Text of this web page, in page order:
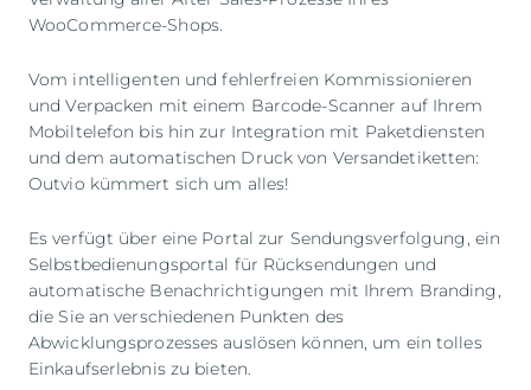
WooCommerce-Shops.
Vom intelligenten und fehlerfreien Kommissionieren
und Verpacken mit einem Barcode-Scanner auf Ihrem
Mobiltelefon bis hin zur Integration mit Paketdiensten
und dem automatischen Druck von Versandetiketten:
Outvio kümmert sich um alles!
Es verfügt über eine Portal zur Sendungsverfolgung, ein
Selbstbedienungsportal für Rücksendungen und
automatische Benachrichtigungen mit Ihrem Branding,
die Sie an verschiedenen Punkten des
Abwicklungsprozesses auslösen können, um ein tolles
Einkaufserlebnis zu bieten.